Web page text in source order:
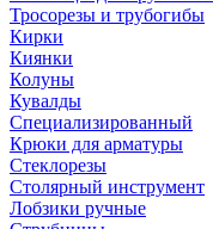
Тросорезы и трубогибы
Кирки
Киянки
Колуны
Кувалды
Специализированный
Крюки для арматуры
Стеклорезы
Столярный инструмент
Лобзики ручные